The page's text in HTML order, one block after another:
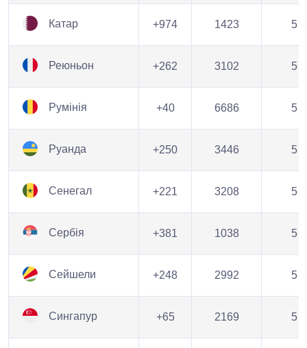
Катар +974 1423 5
Реюньон +262 3102 5
Румінія +40 6686 5
Руанда +250 3446 5
Сенегал +221 3208 5
Сербія +381 1038 5
Сейшели +248 2992 5
Сингапур +65 2169 5